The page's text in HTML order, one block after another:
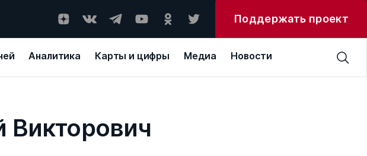
Поддержать проект
Аналитика Карты и цифры Медиа Новости
Викторович